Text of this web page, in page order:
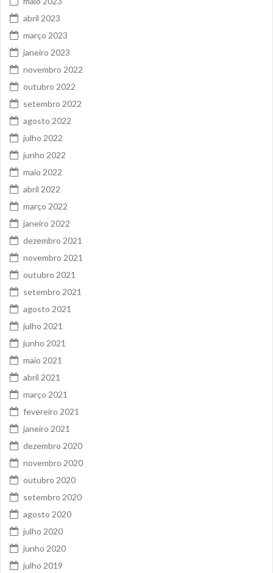
abril 2023
março 2023
janeiro 2023
novembro 2022
outubro 2022
setembro 2022
agosto 2022
julho 2022
junho 2022
maio 2022
abril 2022
março 2022
janeiro 2022
dezembro 2021
novembro 2021
outubro 2021
setembro 2021
agosto 2021
julho 2021
junho 2021
maio 2021
abril 2021
março 2021
fevereiro 2021
janeiro 2021
dezembro 2020
novembro 2020
outubro 2020
setembro 2020
agosto 2020
julho 2020
junho 2020
julho 2019